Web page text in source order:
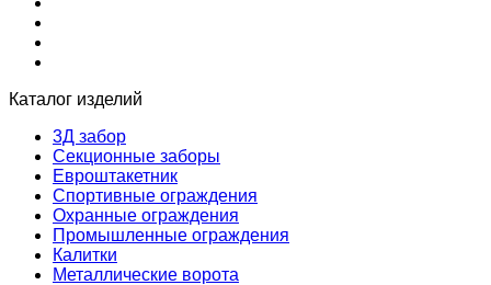
Каталог изделий
3Д забор
Секционные заборы
Евроштакетник
Спортивные ограждения
Охранные ограждения
Промышленные ограждения
Калитки
Металлические ворота